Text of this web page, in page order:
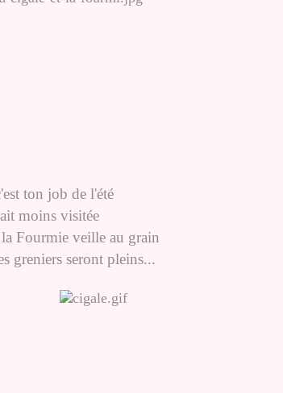
ton job de l'été
moins visitée
Fourmie veille au grain
greniers seront pleins...